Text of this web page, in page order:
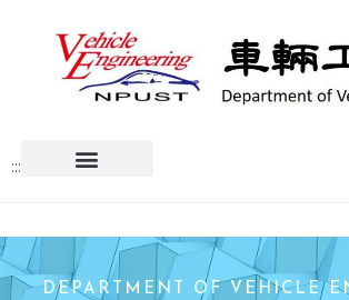
:::
DEPARTMENT OF VEHICLE